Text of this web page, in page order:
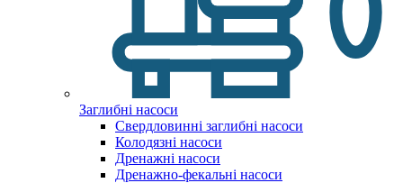
Заглибні насоси
Свердловинні заглибні насоси
Колодязні насоси
Дренажні насоси
Дренажно-фекальні насоси